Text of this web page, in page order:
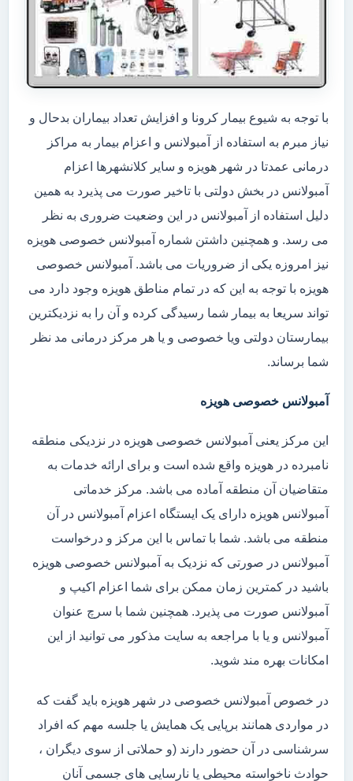
با توجه به شیوع بیمار کرونا و افزایش تعداد بیماران بدحال و
نیاز مبرم به استفاده از آمبولانس و اعزام بیمار به مراکز
درمانی عمدتا در شهر هویزه و سایر کلانشهرها اعزام
آمبولانس در بخش دولتی با تاخیر صورت می پذیرد به همین
دلیل استفاده از آمبولانس در این وضعیت ضروری به نظر
می رسد. و همچنین داشتن شماره آمبولانس خصوصی هویزه
نیز امروزه یکی از ضروریات می باشد. آمبولانس خصوصی
هویزه با توجه به این که در تمام مناطق هویزه وجود دارد می
تواند سریعا به بیمار شما رسیدگی کرده و آن را به نزدیکترین
بیمارستان دولتی ویا خصوصی و یا هر مرکز درمانی مد نظر
شما برساند.
آمبولانس خصوصی هویزه
این مرکز یعنی آمبولانس خصوصی هویزه در نزدیکی منطقه
نامبرده در هویزه واقع شده است و برای ارائه خدمات به
متقاضیان آن منطقه آماده می باشد. مرکز خدماتی
آمبولانس هویزه دارای یک ایستگاه اعزام آمبولانس در آن
منطقه می باشد. شما با تماس با این مرکز و درخواست
آمبولانس در صورتی که نزدیک به آمبولانس خصوصی هویزه
باشید در کمترین زمان ممکن برای شما اعزام اکیپ و
آمبولانس صورت می پذیرد. همچنین شما با سرچ عنوان
آمبولانس و یا با مراجعه به سایت مذکور می توانید از این
امکانات بهره مند شوید.
در خصوص آمبولانس خصوصی در شهر هویزه باید گفت که
در مواردی همانند برپایی یک همایش یا جلسه مهم که افراد
سرشناسی در آن حضور دارند (و حملاتی از سوی دیگران ،
حوادث ناخواسته محیطی یا نارسایی های جسمی آنان